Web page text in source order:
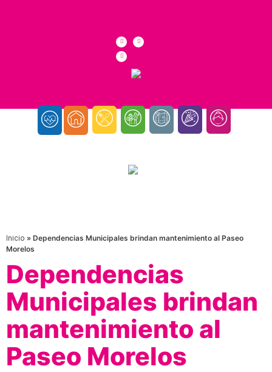
Inicio » Dependencias Municipales brindan mantenimiento al Paseo
Morelos
Dependencias
Municipales brindan
mantenimiento al
Paseo Morelos